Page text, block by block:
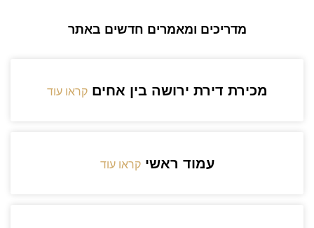
מדריכים ומאמרים חדשים באתר
מכירת דירת ירושה בין אחיםקראו עוד
עמוד ראשיקראו עוד